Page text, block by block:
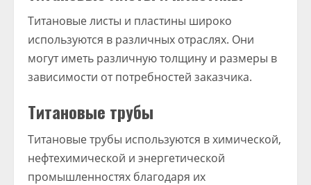
Титановые листы и пластины широко
используются в различных отраслях. Они
могут иметь различную толщину и размеры в
зависимости от потребностей заказчика.
Титановые трубы
Титановые трубы используются в химической,
нефтехимической и энергетической
промышленностях благодаря их